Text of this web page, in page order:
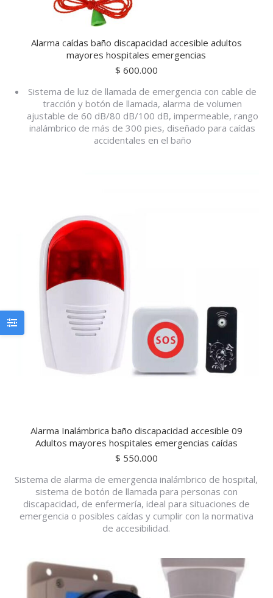
Alarma caídas baño discapacidad accesible adultos
mayores hospitales emergencias
$ 600.000
Sistema de luz de llamada de emergencia con cable de
tracción y botón de llamada, alarma de volumen
ajustable de 60 dB/80 dB/100 dB, impermeable, rango
inalámbrico de más de 300 pies, diseñado para caídas
accidentales en el baño
Alarma Inalámbrica baño discapacidad accesible 09
Adultos mayores hospitales emergencias caídas
$ 550.000
Sistema de alarma de emergencia inalámbrico de hospital,
sistema de botón de llamada para personas con
discapacidad, de enfermería, ideal para situaciones de
emergencia o posibles caídas y cumplir con la normativa
de accesibilidad.